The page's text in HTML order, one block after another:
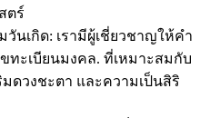
ตร์
วันเกิด: เรามีผู้เชี่ยวชาญให้คำ
ทะเบียนมงคล. ที่เหมาะสมกับ
ดวงชะตา และความเป็นสิริ